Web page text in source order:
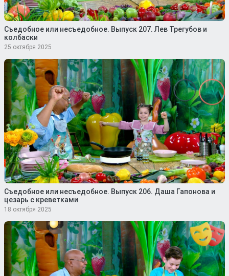
Съедобное или несъедобное. Выпуск 207. Лев Трегубов и
колбаски
25 октября 2025
Съедобное или несъедобное. Выпуск 206. Даша Гапонова и
цезарь с креветками
18 октября 2025